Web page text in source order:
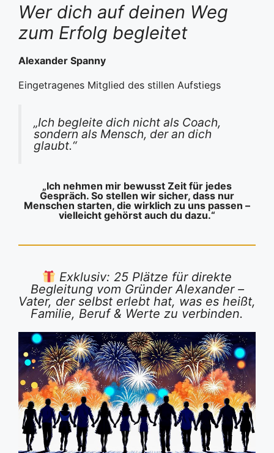
Wer dich auf deinen Weg
zum Erfolg begleitet
Alexander Spanny
Eingetragenes Mitglied des stillen Aufstiegs
„Ich begleite dich nicht als Coach,
sondern als Mensch, der an dich
glaubt.“
„Ich nehmen mir bewusst Zeit für jedes
Gespräch. So stellen wir sicher, dass nur
Menschen starten, die wirklich zu uns passen –
vielleicht gehörst auch du dazu.“
Exklusiv: 25 Plätze für direkte
Begleitung vom Gründer Alexander –
Vater, der selbst erlebt hat, was es heißt,
Familie, Beruf & Werte zu verbinden.